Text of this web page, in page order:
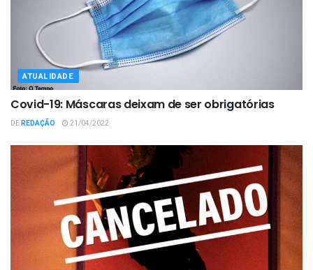
ATUALIDADE
Covid-19: Máscaras deixam de ser obrigatórias
DEREDAÇÃO 21/04/2022